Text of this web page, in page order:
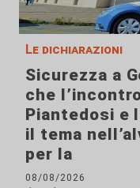
Le dichiarazioni
Sicurezza a
che
Piantedosi e
il tema
per la
08/08/2026